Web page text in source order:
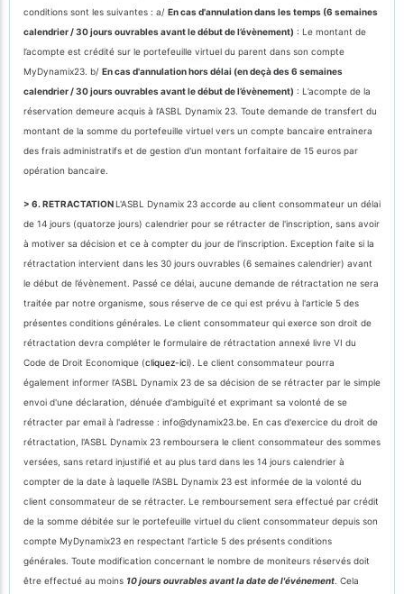
conditions sont les suivantes : a/ En cas d'annulation dans les temps (6 semaines
calendrier / 30 jours ouvrables avant le début de l’évènement) : Le montant de
l’acompte est crédité sur le portefeuille virtuel du parent dans son compte
MyDynamix23. b/ En cas d'annulation hors délai (en deçà des 6 semaines
calendrier / 30 jours ouvrables avant le début de l’évènement) : L’acompte de la
réservation demeure acquis à l’ASBL Dynamix 23. Toute demande de transfert du
montant de la somme du portefeuille virtuel vers un compte bancaire entrainera
des frais administratifs et de gestion d'un montant forfaitaire de 15 euros par
opération bancaire.
> 6. RETRACTATIONL'ASBL Dynamix 23 accorde au client consommateur un délai
de 14 jours (quatorze jours) calendrier pour se rétracter de l'inscription, sans avoir
à motiver sa décision et ce à compter du jour de l'inscription. Exception faite si la
rétractation intervient dans les 30 jours ouvrables (6 semaines calendrier) avant
le début de l’évènement. Passé ce délai, aucune demande de rétractation ne sera
traitée par notre organisme, sous réserve de ce qui est prévu à l'article 5 des
présentes conditions générales. Le client consommateur qui exerce son droit de
rétractation devra compléter le formulaire de rétractation annexé livre VI du
Code de Droit Economique (cliquez-ici). Le client consommateur pourra
également informer l’ASBL Dynamix 23 de sa décision de se rétracter par le simple
envoi d'une déclaration, dénuée d'ambiguïté et exprimant sa volonté de se
rétracter par email à l'adresse : info@dynamix23.be. En cas d'exercice du droit de
rétractation, l'ASBL Dynamix 23 remboursera le client consommateur des sommes
versées, sans retard injustifié et au plus tard dans les 14 jours calendrier à
compter de la date à laquelle l'ASBL Dynamix 23 est informée de la volonté du
client consommateur de se rétracter. Le remboursement sera effectué par crédit
de la somme débitée sur le portefeuille virtuel du client consommateur depuis son
compte MyDynamix23 en respectant l'article 5 des présents conditions
générales. Toute modification concernant le nombre de moniteurs réservés doit
être effectué au moins 10 jours ouvrables avant la date de l'événement . Cela